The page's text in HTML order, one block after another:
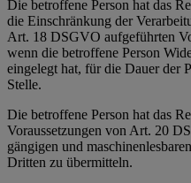
Die betroffene Person hat das
die Einschränkung der
Art. 18 DSGVO aufgeführten
wenn die betroffene Person
eingelegt hat, für die Dauer der
Stelle.
Die betroffene Person hat das
Voraussetzungen von Art. 20
gängigen und
Dritten zu übermitteln.